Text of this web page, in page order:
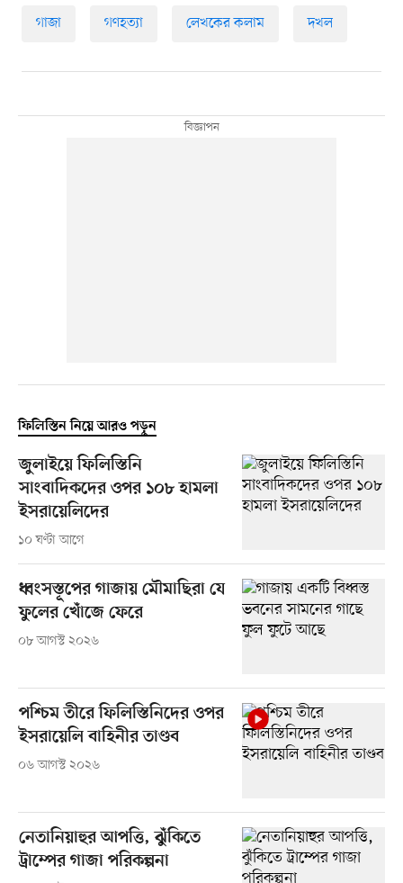
গাজা গণহত্যা লেখকের কলাম দখল
ফিলিস্তিন নিয়ে আরও পড়ুন
জুলাইয়ে ফিলিস্তিনি
সাংবাদিকদের ওপর ১০৮ হামলা
ইসরায়েলিদের
১০ ঘণ্টা আগে
ধ্বংসস্তূপের গাজায় মৌমাছিরা যে
ফুলের খোঁজে ফেরে
০৮ আগস্ট ২০২৬
পশ্চিম তীরে ফিলিস্তিনিদের ওপর
ইসরায়েলি বাহিনীর তাণ্ডব
০৬ আগস্ট ২০২৬
নেতানিয়াহুর আপত্তি, ঝুঁকিতে
ট্রাম্পের গাজা পরিকল্পনা